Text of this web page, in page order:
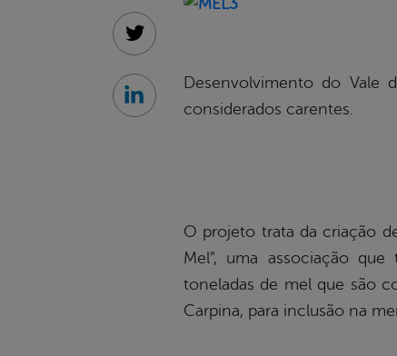
Desenvolvimento do Vale
considerados carentes.
O projeto trata da criação
Mel”, uma associação
toneladas de mel que são
Carpina, para inclusão na
Twitter
Linkedin